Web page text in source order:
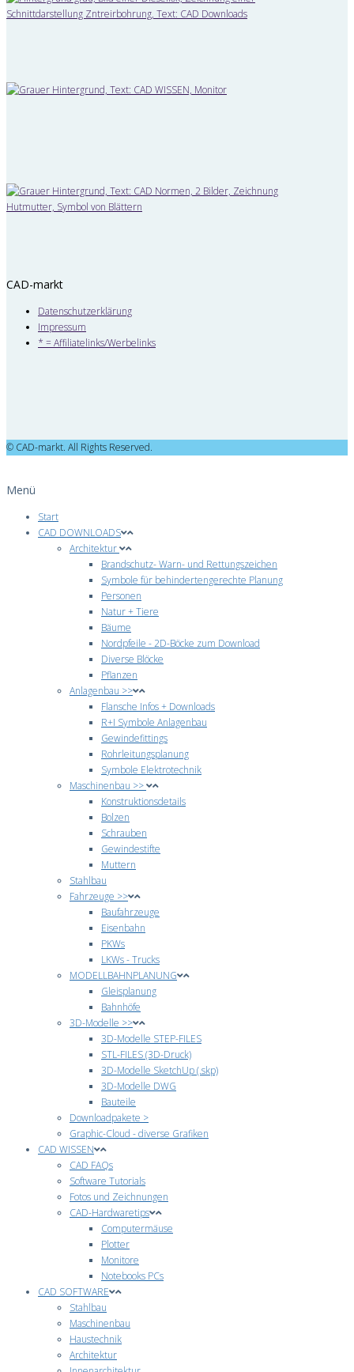
CAD-markt
Datenschutzerklärung
Impressum
* = Affiliatelinks/Werbelinks
© CAD-markt. All Rights Reserved.
Menü
Start
CAD DOWNLOADS
Architektur
Brandschutz- Warn- und Rettungszeichen
Symbole für behindertengerechte Planung
Personen
Natur + Tiere
Bäume
Nordpfeile - 2D-Böcke zum Download
Diverse Blöcke
Pflanzen
Anlagenbau >>
Flansche Infos + Downloads
R+I Symbole Anlagenbau
Gewindefittings
Rohrleitungsplanung
Symbole Elektrotechnik
Maschinenbau >>
Konstruktionsdetails
Bolzen
Schrauben
Gewindestifte
Muttern
Stahlbau
Fahrzeuge >>
Baufahrzeuge
Eisenbahn
PKWs
LKWs - Trucks
MODELLBAHNPLANUNG
Gleisplanung
Bahnhöfe
3D-Modelle >>
3D-Modelle STEP-FILES
STL-FILES (3D-Druck)
3D-Modelle SketchUp (.skp)
3D-Modelle DWG
Bauteile
Downloadpakete >
Graphic-Cloud - diverse Grafiken
CAD WISSEN
CAD FAQs
Software Tutorials
Fotos und Zeichnungen
CAD-Hardwaretips
Computermäuse
Plotter
Monitore
Notebooks PCs
CAD SOFTWARE
Stahlbau
Maschinenbau
Haustechnik
Architektur